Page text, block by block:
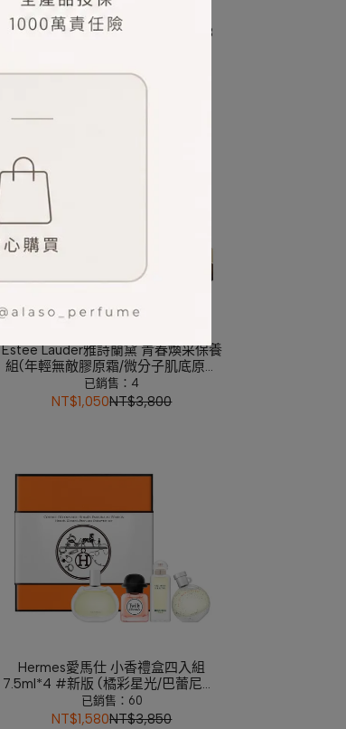
ÉPURE伊普兒 淨化控油組 50ml*3
Estee Lauder雅詩蘭黛 青春煥采保養
組(年輕無敵膠原霜/微分子肌底原生
露/特潤全能修護亮眼霜/特潤超導全
方位修護露/細緻煥采雙效淨化潔面
已銷售：4
NT$1,050NT$3,800
Hermes愛馬仕 小香禮盒四入組
7.5ml*4 #新版 (橘彩星光/巴蕾尼亞/
尼羅河花園/絲巾女性淡香精)
已銷售：60
NT$1,580NT$3,850